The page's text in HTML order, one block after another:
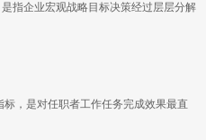
指企业宏观战略目标决策经过层层分解
，是对任职者工作任务完成效果最直